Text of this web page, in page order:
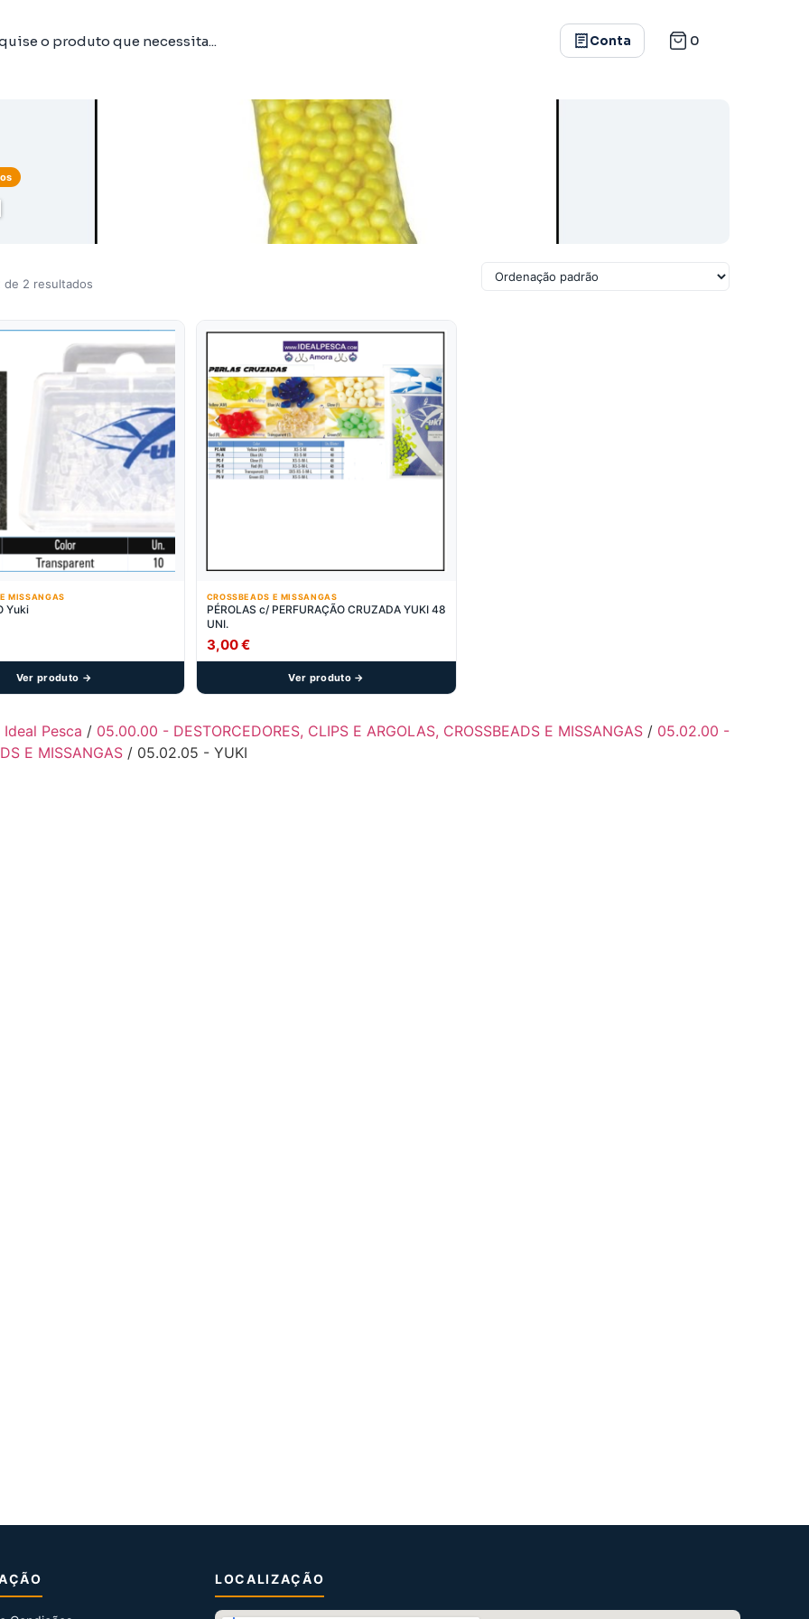
Conta 0
de 2 resultados
MISSANGAS
Yuki
Ver produto →
CROSSBEADS E MISSANGAS
PÉROLAS c/ PERFURAÇÃO CRUZADA YUKI 48
UNI.
3,00€
Ver produto →
Ideal Pesca / 05.00.00 - DESTORCEDORES, CLIPS E ARGOLAS, CROSSBEADS E MISSANGAS / 05.02.00 -
E MISSANGAS / 05.02.05 - YUKI
LOCALIZAÇÃO